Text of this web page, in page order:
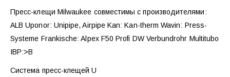
Пресс-клещи Milwaukee совместимы с производителями:
ALB Uponor: Unipipe, Airpipe Kan: Kan-therm Wavin: Press-
Systeme Frankische: Alpex F50 Profi DW Verbundrohr Multitubo
IBP:>B
Система пресс-клещей U